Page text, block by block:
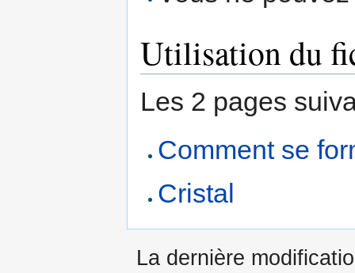
Utilisation du
Les 2 pages
Comment se
Cristal
La dernière